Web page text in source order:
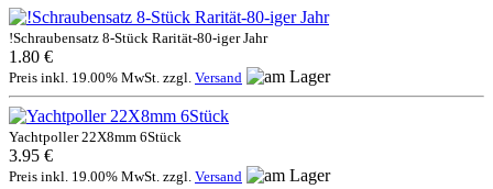
!Schraubensatz 8-Stück Rarität-80-iger Jahr
1.80 €
Preis inkl. 19.00% MwSt. zzgl. Versand
Yachtpoller 22X8mm 6Stück
3.95 €
Preis inkl. 19.00% MwSt. zzgl. Versand